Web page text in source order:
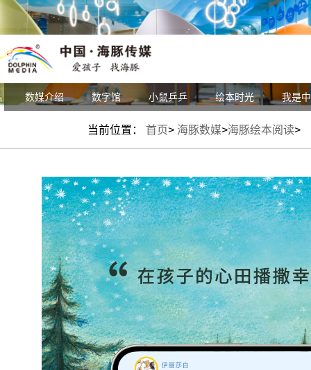
出版介绍 产品中心
数媒介绍 数字馆 小鼠乒乒 绘本时光 我是直
研究院介绍
海豚介绍 创始人 组织
当前位置： 首页> 海豚数媒>海豚绘本阅读>